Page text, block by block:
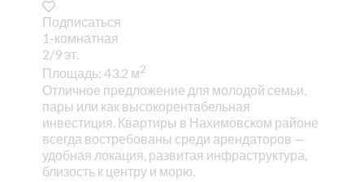
Подписаться
1-комнатная
2/9 эт.
Площадь: 43.2 м2
Отличное предложение для молодой семьи,
пары или как высокорентабельная
инвестиция. Квартиры в Нахимовском районе
всегда востребованы среди арендаторов —
удобная локация, развитая инфраструктура,
близость к центру и морю.